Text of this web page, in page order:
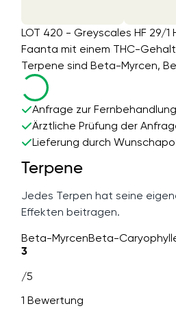
LOT 420 - Greyscales HF 29/
Faanta mit einem THC-
Terpene sind Beta-Myrcen,
Anfrage zur
Ärztliche Prüfung der
Lieferung durch
Terpene
Jedes Terpen hat seine
Effekten beitragen.
Beta-MyrcenBeta-
3
/5
1 Bewertung